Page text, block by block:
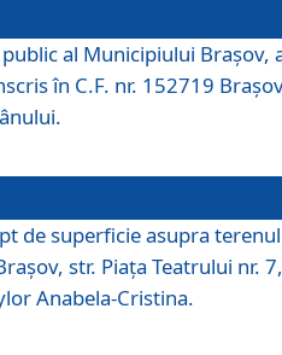
al Municipiului Braşov,
în C.F. nr. 152719
de superficie asupra
str. Piața Teatrului nr. 7,
Anabela-Cristina.